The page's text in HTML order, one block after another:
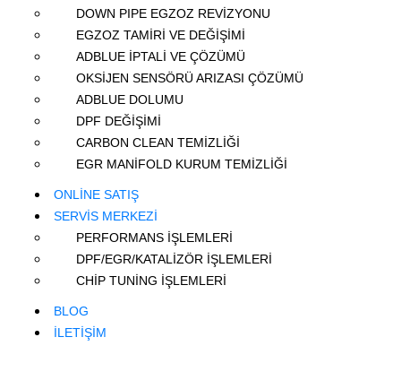
DOWN PIPE EGZOZ REVİZYONU
EGZOZ TAMİRİ VE DEĞİŞİMİ
ADBLUE İPTALİ VE ÇÖZÜMÜ
OKSİJEN SENSÖRÜ ARIZASI ÇÖZÜMÜ
ADBLUE DOLUMU
DPF DEĞİŞİMİ
CARBON CLEAN TEMİZLİĞİ
EGR MANİFOLD KURUM TEMİZLİĞİ
ONLİNE SATIŞ
SERVİS MERKEZİ
PERFORMANS İŞLEMLERİ
DPF/EGR/KATALİZÖR İŞLEMLERİ
CHİP TUNİNG İŞLEMLERİ
BLOG
İLETİŞİM